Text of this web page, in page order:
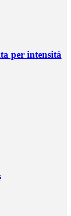
per intensità